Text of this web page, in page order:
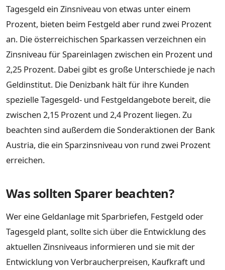
Tagesgeld ein Zinsniveau von etwas unter einem
Prozent, bieten beim Festgeld aber rund zwei Prozent
an. Die österreichischen Sparkassen verzeichnen ein
Zinsniveau für Spareinlagen zwischen ein Prozent und
2,25 Prozent. Dabei gibt es große Unterschiede je nach
Geldinstitut. Die Denizbank hält für ihre Kunden
spezielle Tagesgeld- und Festgeldangebote bereit, die
zwischen 2,15 Prozent und 2,4 Prozent liegen. Zu
beachten sind außerdem die Sonderaktionen der Bank
Austria, die ein Sparzinsniveau von rund zwei Prozent
erreichen.
Was sollten Sparer beachten?
Wer eine Geldanlage mit Sparbriefen, Festgeld oder
Tagesgeld plant, sollte sich über die Entwicklung des
aktuellen Zinsniveaus informieren und sie mit der
Entwicklung von Verbraucherpreisen, Kaufkraft und